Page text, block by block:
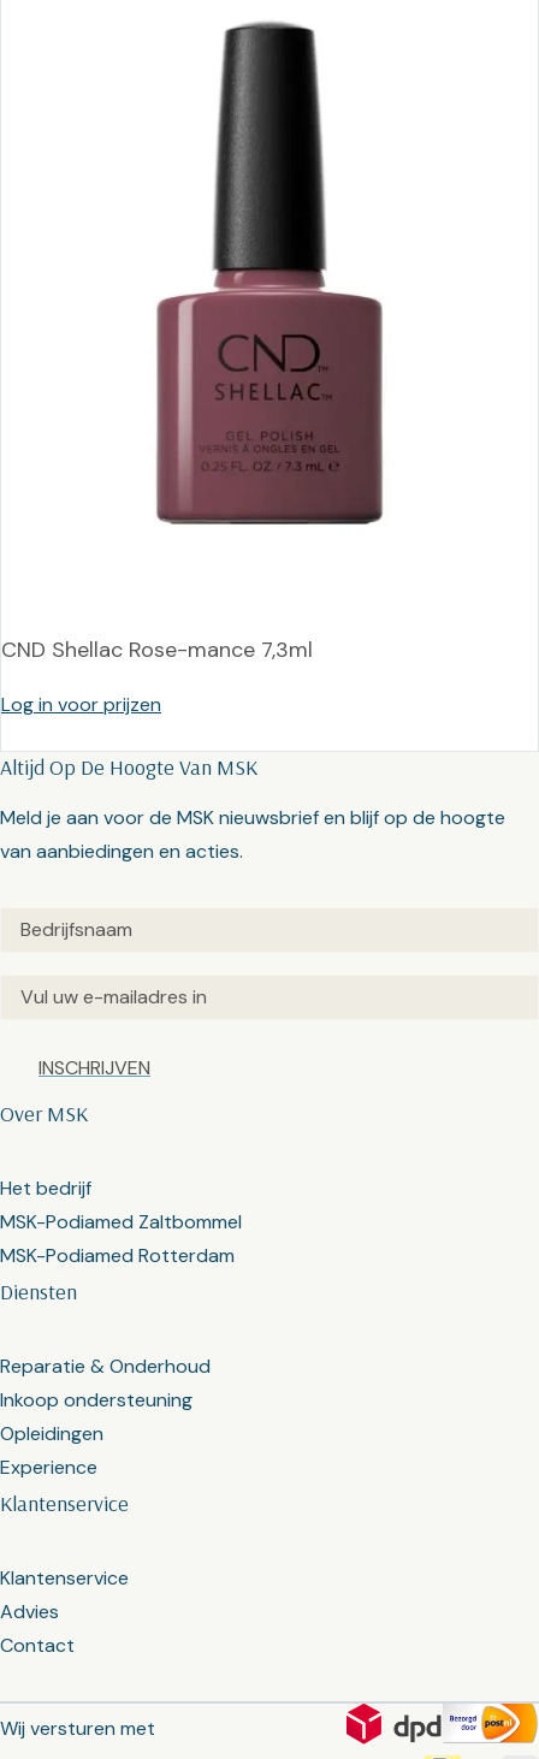
CND Shellac Rose-mance 7,3ml
Log in voor prijzen
Klantenservice
Klantenservice
Advies
Contact
Diensten
Reparatie & Onderhoud
Inkoop ondersteuning
Opleidingen
Experience
Over MSK
Het bedrijf
MSK-Podiamed Zaltbommel
MSK-Podiamed Rotterdam
Altijd Op De Hoogte Van MSK
Meld je aan voor de MSK nieuwsbrief en blijf op de hoogte
van aanbiedingen en acties.
Untitled(Vereist)
Email(Vereist)
Captcha
Wij versturen met